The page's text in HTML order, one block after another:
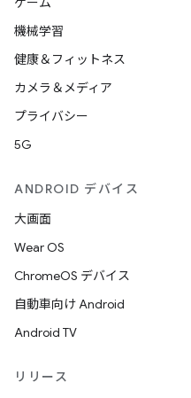
機械学習
健康＆フィットネス
カメラ＆メディア
プライバシー
5G
ANDROID デバイス
大画面
Wear OS
ChromeOS デバイス
自動車向け Android
Android TV
リリース